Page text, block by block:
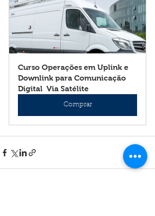
Curso Operações em Uplink e
Downlink para Comunicação
Digital  Via Satélite
Comprar